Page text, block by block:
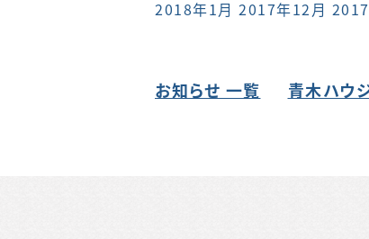
2018年1月 2017年12月
お知らせ 一覧 青木ハウ